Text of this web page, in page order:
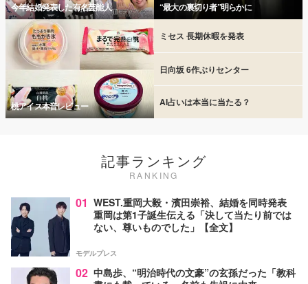
今年結婚発表した有名芸能人 “最大の裏切り者”明らかに
桃アイス本音レビュー
ミセス 長期休暇を発表
日向坂 6作ぶりセンター
AI占いは本当に当たる？
記事ランキング
RANKING
01 WEST.重岡大毅・濱田崇裕、結婚を同時発表
重岡は第1子誕生伝える「決して当たり前では
ない、尊いものでした」【全文】
モデルプレス
02 中島歩、“明治時代の文豪”の玄孫だった「教科